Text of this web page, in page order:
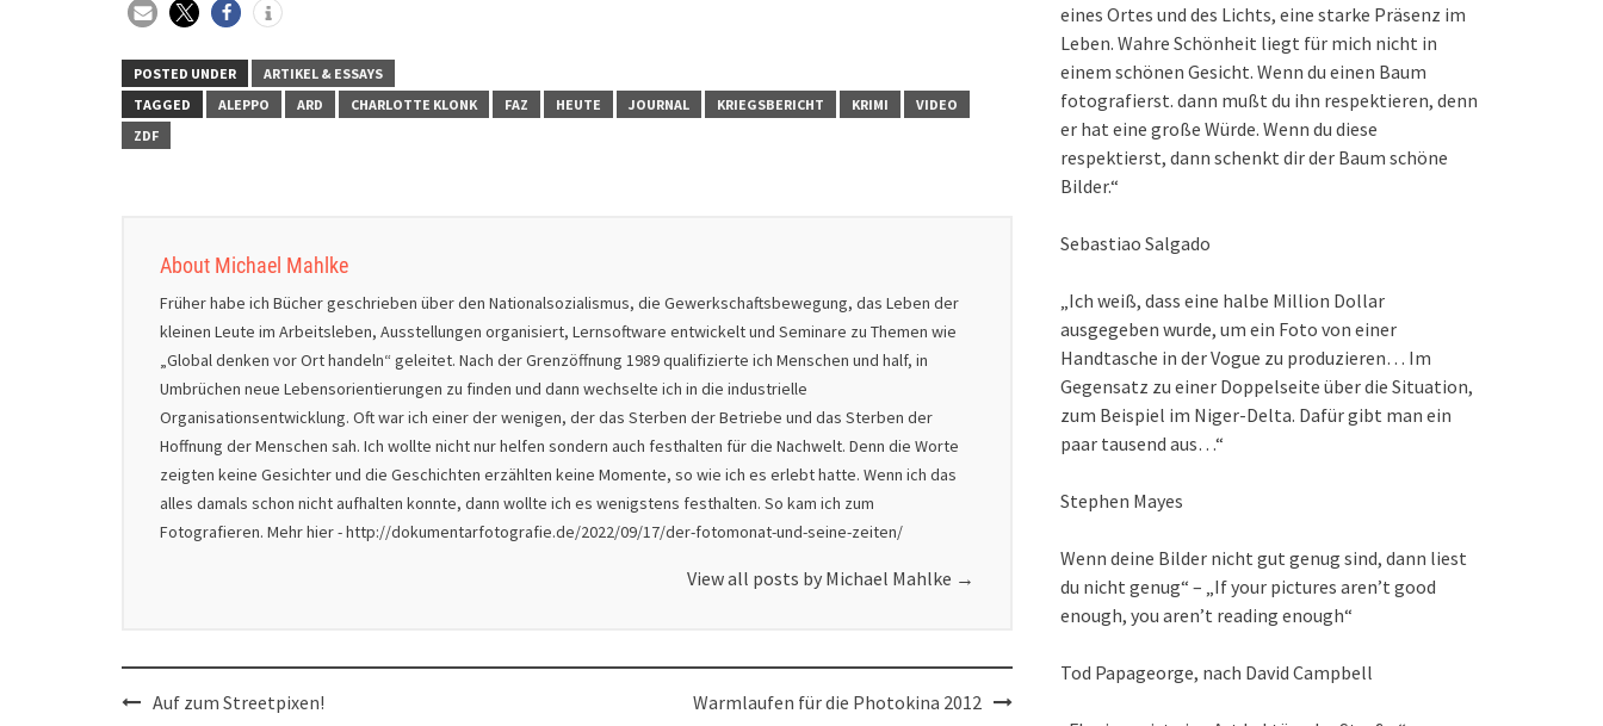
POSTED UNDER
ARTIKEL & ESSAYS
TAGGED
ALEPPO ARD CHARLOTTE KLONK FAZ HEUTE JOURNAL KRIEGSBERICHT KRIMI
VIDEO
ZDF
About Michael Mahlke
Früher habe ich Bücher geschrieben über den Nationalsozialismus, die Gewerkschaftsbewegung, das Leben der
kleinen Leute im Arbeitsleben, Ausstellungen organisiert, Lernsoftware entwickelt und Seminare zu Themen wie
„Global denken vor Ort handeln“ geleitet. Nach der Grenzöffnung 1989 qualifizierte ich Menschen und half, in
Umbrüchen neue Lebensorientierungen zu finden und dann wechselte ich in die industrielle
Organisationsentwicklung. Oft war ich einer der wenigen, der das Sterben der Betriebe und das Sterben der
Hoffnung der Menschen sah. Ich wollte nicht nur helfen sondern auch festhalten für die Nachwelt. Denn die Worte
zeigten keine Gesichter und die Geschichten erzählten keine Momente, so wie ich es erlebt hatte. Wenn ich das
alles damals schon nicht aufhalten konnte, dann wollte ich es wenigstens festhalten. So kam ich zum
Fotografieren. Mehr hier - http://dokumentarfotografie.de/2022/09/17/der-fotomonat-und-seine-zeiten/
View all posts by Michael Mahlke →
PostAuf zum Streetpixen! Warmlaufen für die Photokina 2012
eines Ortes und des Lichts, eine starke Präsenz im
Leben. Wahre Schönheit liegt für mich nicht in
einem schönen Gesicht. Wenn du einen Baum
fotografierst. dann mußt du ihn respektieren, denn
er hat eine große Würde. Wenn du diese
respektierst, dann schenkt dir der Baum schöne
Bilder.“
Sebastiao Salgado
„Ich weiß, dass eine halbe Million Dollar
ausgegeben wurde, um ein Foto von einer
Handtasche in der Vogue zu produzieren… Im
Gegensatz zu einer Doppelseite über die Situation,
zum Beispiel im Niger-Delta. Dafür gibt man ein
paar tausend aus…“
Stephen Mayes
Wenn deine Bilder nicht gut genug sind, dann liest
du nicht genug“ – „If your pictures aren’t good
enough, you aren’t reading enough“
Tod Papageorge, nach David Campbell